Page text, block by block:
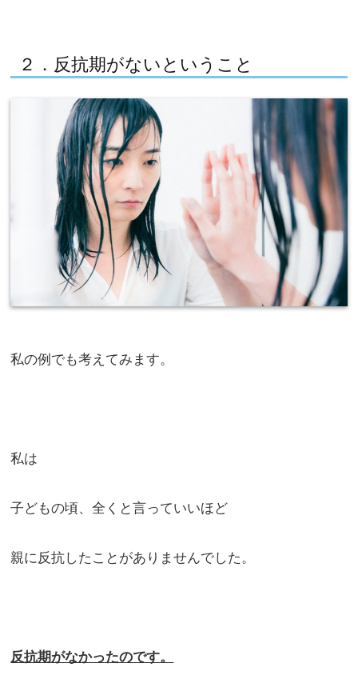
２．反抗期がないということ
私の例でも考えてみます。
私は
子どもの頃、全くと言っていいほど
親に反抗したことがありませんでした。
反抗期がなかったのです。